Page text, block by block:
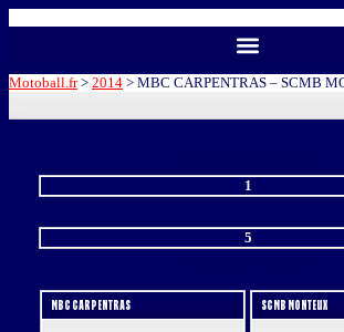
Motoball.fr> 2014 > MBC CARPENTRAS – SCMB
1
5
MBC CARPENTRAS SCMB MONTEUX